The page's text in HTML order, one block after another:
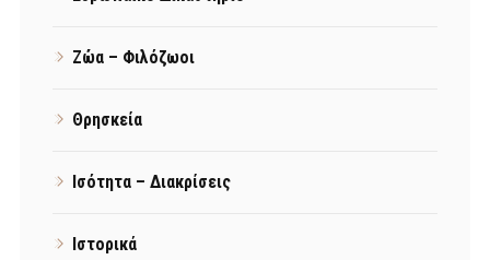
Ζώα – Φιλόζωοι
Θρησκεία
Ισότητα – Διακρίσεις
Ιστορικά